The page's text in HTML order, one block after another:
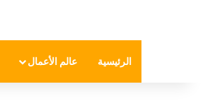
الرئيسية عالم الأعمال